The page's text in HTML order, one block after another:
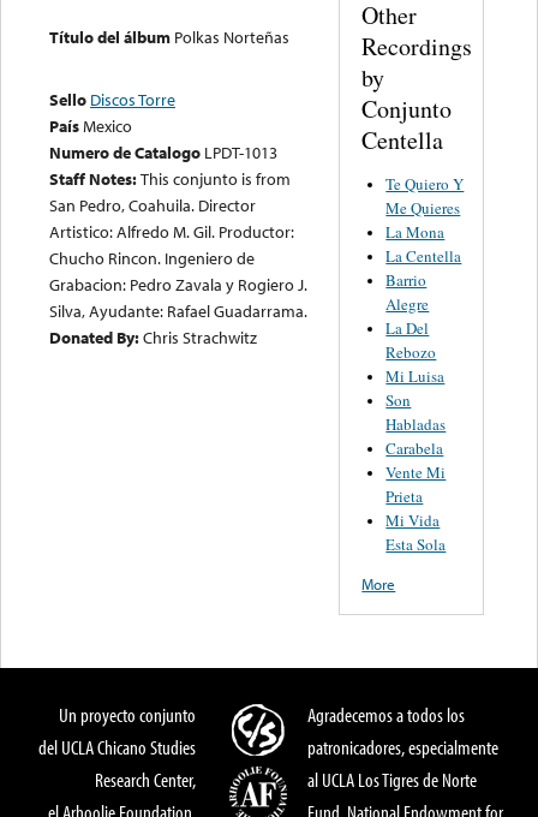
Título del álbum Polkas Norteñas
Sello Discos Torre
PaísMexico
Numero de Catalogo LPDT-1013
Staff Notes:This conjunto is from
San Pedro, Coahuila. Director
Artistico: Alfredo M. Gil. Productor:
Chucho Rincon. Ingeniero de
Grabacion: Pedro Zavala y Rogiero J.
Silva, Ayudante: Rafael Guadarrama.
Donated By:Chris Strachwitz
Other
Recordings
by
Conjunto
Centella
Te Quiero Y
Me Quieres
La Mona
La Centella
Barrio
Alegre
La Del
Rebozo
Mi Luisa
Son
Habladas
Carabela
Vente Mi
Prieta
Mi Vida
Esta Sola
More
Un proyecto conjunto
del UCLA Chicano Studies
Research Center,
el Arhoolie Foundation,
Agradecemos a todos los
patronicadores, especialmente
al UCLA Los Tigres de Norte
Fund, National Endowment for